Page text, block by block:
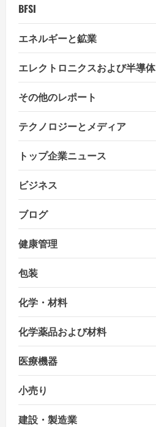
o
n
BFSI
エネルギーと鉱業
エレクトロニクスおよび半導体
その他のレポート
テクノロジーとメディア
トップ企業ニュース
ビジネス
ブログ
健康管理
包装
化学・材料
化学薬品および材料
医療機器
小売り
建設・製造業